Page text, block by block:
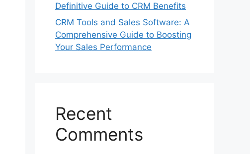
Definitive Guide to CRM Benefits
CRM Tools and Sales Software: A
Comprehensive Guide to Boosting
Your Sales Performance
Recent
Comments